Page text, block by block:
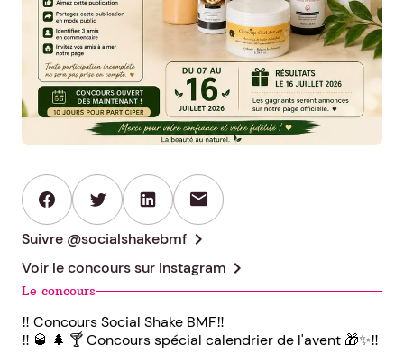
mail
Suivre @socialshakebmf chevron_right
Voir le concours sur Instagram chevron_right
Le concours
‼️ Concours Social Shake BMF‼️
‼️ 🥃 🌲 🍸 Concours spécial calendrier de l'avent 🎁✨‼️